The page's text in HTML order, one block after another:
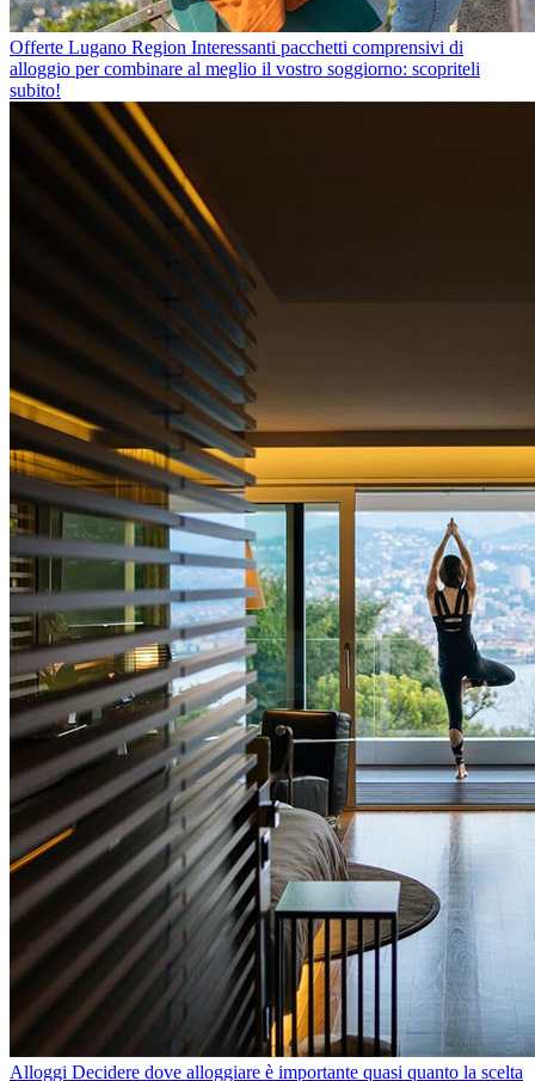
Offerte Lugano Region Interessanti pacchetti comprensivi di
alloggio per combinare al meglio il vostro soggiorno: scopriteli
subito!
Alloggi Decidere dove alloggiare è importante quasi quanto la scelta